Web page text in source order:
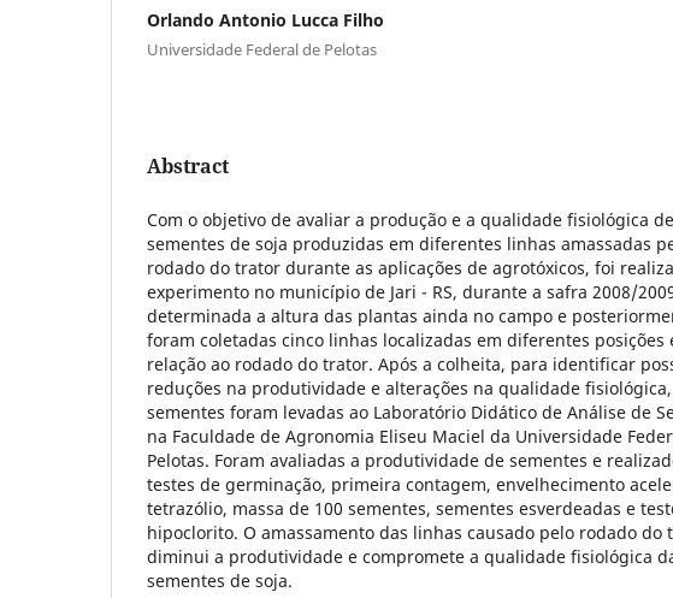
Orlando Antonio Lucca Filho
Universidade Federal de Pelotas
Abstract
Com o objetivo de avaliar a produção e a qualidade fisiológica de
sementes de soja produzidas em diferentes linhas amassadas
rodado do trator durante as aplicações de agrotóxicos, foi
experimento no município de Jari - RS, durante a safra 2008/
determinada a altura das plantas ainda no campo e
foram coletadas cinco linhas localizadas em diferentes posições
relação ao rodado do trator. Após a colheita, para identificar
reduções na produtividade e alterações na qualidade
sementes foram levadas ao Laboratório Didático de Análise de
na Faculdade de Agronomia Eliseu Maciel da Universidade
Pelotas. Foram avaliadas a produtividade de sementes e
testes de germinação, primeira contagem, envelhecimento
tetrazólio, massa de 100 sementes, sementes esverdeadas e
hipoclorito. O amassamento das linhas causado pelo rodado do
diminui a produtividade e compromete a qualidade fisiológica
sementes de soja.